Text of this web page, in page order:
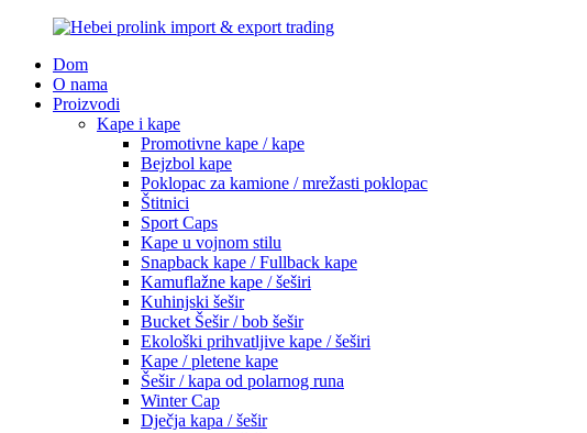
Dom
O nama
Proizvodi
Kape i kape
Promotivne kape / kape
Bejzbol kape
Poklopac za kamione / mrežasti poklopac
Štitnici
Sport Caps
Kape u vojnom stilu
Snapback kape / Fullback kape
Kamuflažne kape / šeširi
Kuhinjski šešir
Bucket Šešir / bob šešir
Ekološki prihvatljive kape / šeširi
Kape / pletene kape
Šešir / kapa od polarnog runa
Winter Cap
Dječja kapa / šešir